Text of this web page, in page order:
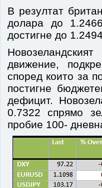
В резултат
долара до
достигне до
движение,
според които за
постигне
дефицит.
0.7322 спрямо
пробие 100-